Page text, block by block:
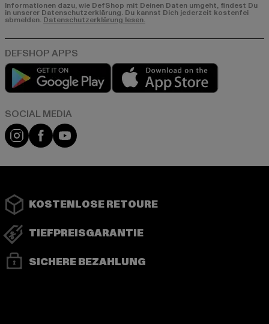
Informationen dazu, wie DefShop mit Deinen Daten umgeht, findest Du
in unserer Datenschutzerklärung. Du kannst Dich jederzeit kostenfei
abmelden. Datenschutzerklärung lesen.
Play market
Instagram
FacebookYouTube
KOSTENLOSE RETOURE
TIEFPREISGARANTIE
SICHERE BEZAHLUNG